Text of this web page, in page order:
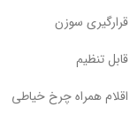
قرارگیری سوزن
قابل تنظیم
اقلام همراه چرخ خیاطی